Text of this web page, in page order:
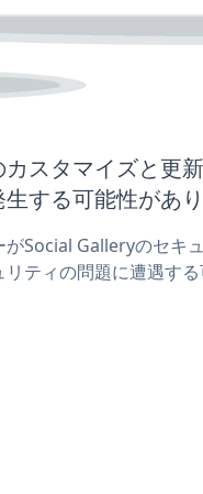
スタマイズと更
する可能性があり
Social Galleryのセキ
ティの問題に遭遇する